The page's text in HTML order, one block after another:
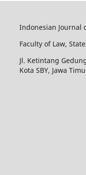
Indonesian Journal
Faculty of Law,
Jl. Ketintang
Kota SBY, Jawa